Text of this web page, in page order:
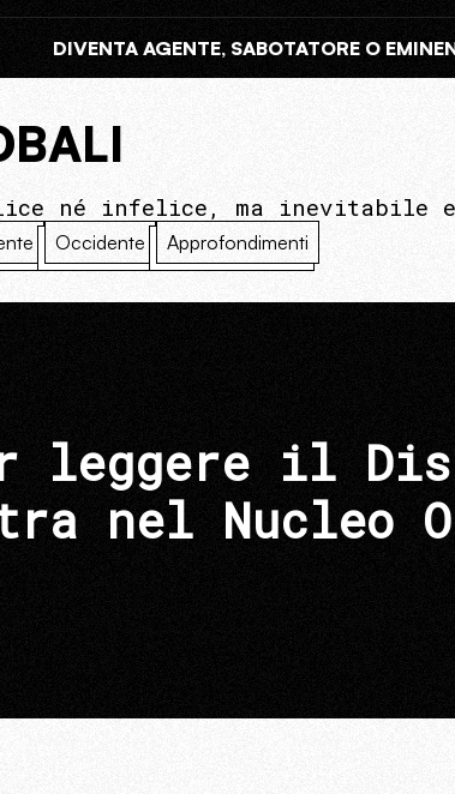
DIVENTA AGENTE, SABOTATORE O
né infelice, ma inevitabile
Occidente Approfondimenti
leggere il
nel Nucleo